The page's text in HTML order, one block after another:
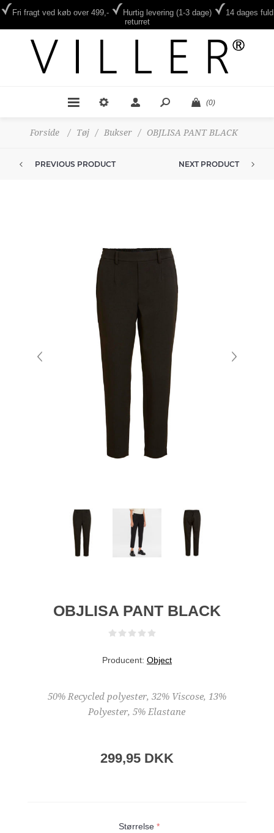
Fri fragt ved køb over 499,- Hurtig levering (1-3 dage)
14 dages fuld
returret
(0)
Forside / Tøj / Bukser / OBJLISA PANT BLACK
PREVIOUS PRODUCT NEXT PRODUCT
OBJLISA PANT BLACK
Producent: Object
50% Recycled polyester, 32% Viscose, 13%
Polyester, 5% Elastane
299,95 DKK
Størrelse*